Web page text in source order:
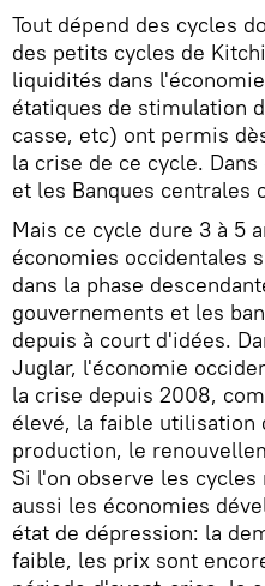
Tout dépend des cycles
des petits cycles de
liquidités dans
étatiques de stimulation
casse, etc) ont permis
la crise de ce cycle.
et les Banques centrales
Mais ce cycle dure 3 à 5
économies occidentales
dans la phase
gouvernements et les
depuis à court d'idées.
Juglar, l'économie
la crise depuis 2008,
élevé, la faible utilisation
production, le
Si l'on observe les cycles
aussi les économies
état de dépression: la
faible, les prix sont